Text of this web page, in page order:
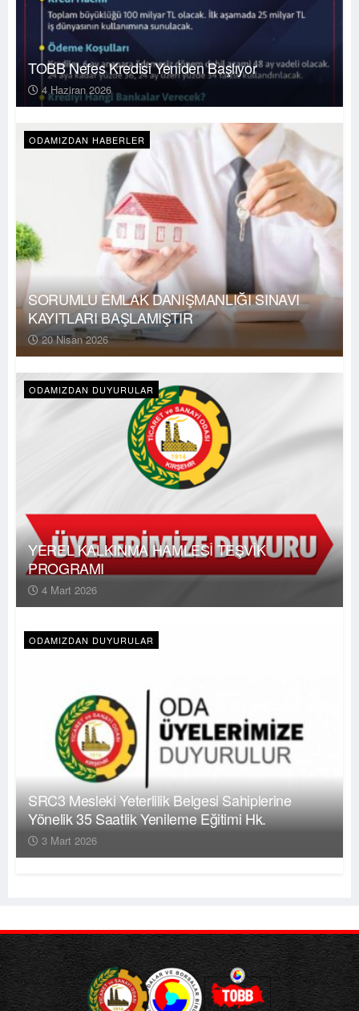
TOBB Nefes Kredisi Yeniden Başlıyor
4 Haziran 2026
ODAMIZDAN HABERLER
SORUMLU EMLAK DANIŞMANLIĞI SINAVI
KAYITLARI BAŞLAMIŞTIR
20 Nisan 2026
ODAMIZDAN DUYURULAR
YEREL KALKINMA HAMLESİ TEŞVİK
PROGRAMI
4 Mart 2026
ODAMIZDAN DUYURULAR
SRC3 Mesleki Yeterlilik Belgesi Sahiplerine
Yönelik 35 Saatlik Yenileme Eğitimi Hk.
3 Mart 2026